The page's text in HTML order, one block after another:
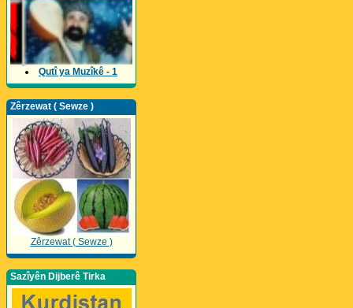
Qutî ya Muzîkê - 1
Zêrzewat ( Sewze )
Zêrzewat ( Sewze )
Sazîyên Dijberê Tirka